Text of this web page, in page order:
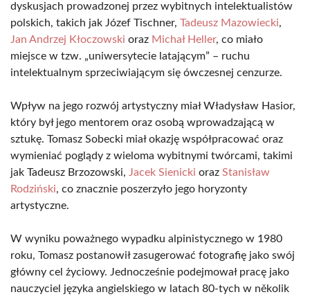
dyskusjach prowadzonej przez wybitnych intelektualistów
polskich, takich jak Józef Tischner, Tadeusz Mazowiecki,
Jan Andrzej Kłoczowski oraz Michał Heller, co miało
miejsce w tzw. „uniwersytecie latającym” – ruchu
intelektualnym sprzeciwiającym się ówczesnej cenzurze.
Wpływ na jego rozwój artystyczny miał Władysław Hasior,
który był jego mentorem oraz osobą wprowadzającą w
sztukę. Tomasz Sobecki miał okazję współpracować oraz
wymieniać poglądy z wieloma wybitnymi twórcami, takimi
jak Tadeusz Brzozowski, Jacek Sienicki oraz Stanisław
Rodziński, co znacznie poszerzyło jego horyzonty
artystyczne.
W wyniku poważnego wypadku alpinistycznego w 1980
roku, Tomasz postanowił zasugerować fotografię jako swój
główny cel życiowy. Jednocześnie podejmował pracę jako
nauczyciel języka angielskiego w latach 80-tych w několik